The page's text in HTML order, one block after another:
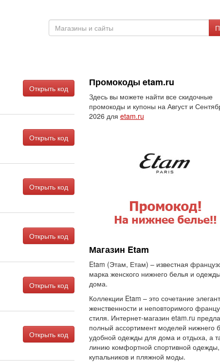
Открыть код
Открыть код
Открыть код
Открыть код
Открыть код
Открыть код
Промокоды etam.ru
Здесь вы можете найти все скидочные
промокоды и купоны на Август и
2026 для etam.ru
Магазин Etam
Etam (Этам, Етам) – известная
марка женского нижнего белья и
дома.
Коллекции Etam – это сочетание
женственности и неповторимого
стиля. Интернет-магазин etam.ru
полный ассортимент моделей нижнего
удобной одежды для дома и отдыха, а
линию комфортной спортивной одежды,
купальников и пляжной моды.